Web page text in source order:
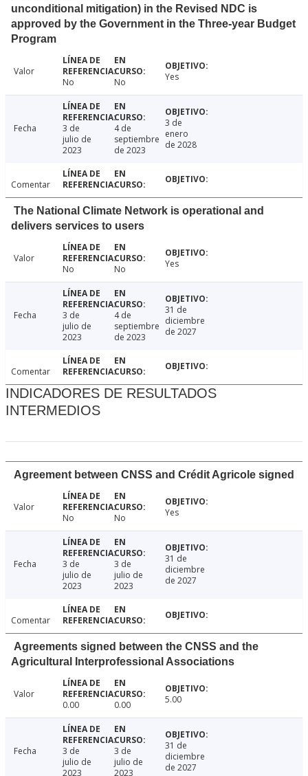
unconditional mitigation) in the Revised NDC is
approved by the Government in the Three-year Budget
Program
Valor
No
No Yes
Fecha
3 de
julio de
2023
4 de
septiembre
de 2023
3 de
enero
de 2028
Comentar
The National Climate Network is operational and
delivers services to users
Valor
No
No Yes
Fecha
3 de
julio de
2023
4 de
septiembre
de 2023
31 de
diciembre
de 2027
Comentar
INDICADORES DE RESULTADOS
INTERMEDIOS
Agreement between CNSS and Crédit Agricole signed
Valor
No
No Yes
Fecha
3 de
julio de
2023
3 de
julio de
2023
31 de
diciembre
de 2027
Comentar
Agreements signed between the CNSS and the
Agricultural Interprofessional Associations
Valor
0.00
0.00 5.00
Fecha
3 de
julio de
2023
3 de
julio de
2023
31 de
diciembre
de 2027